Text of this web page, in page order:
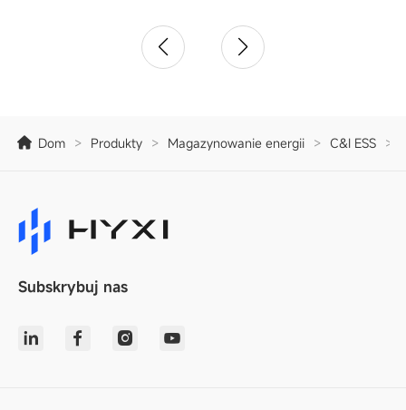
Dom > Produkty > Magazynowanie energii > C&I ESS >
Subskrybuj nas